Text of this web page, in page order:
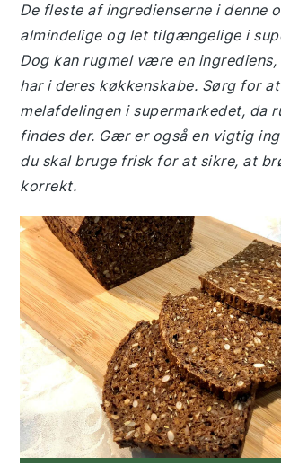
De fleste af ingredienserne i denne
almindelige og let tilgængelige i
Dog kan rugmel være en
har i deres køkkenskabe. Sørg for
melafdelingen i supermarkedet, da
findes der. Gær er også en vigtig
du skal bruge frisk for at sikre, at
korrekt.